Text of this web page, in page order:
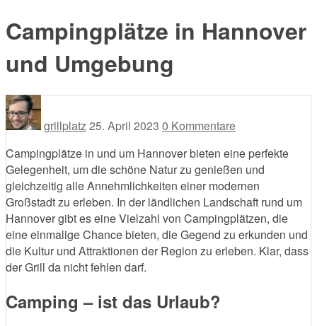
Campingplätze in Hannover
und Umgebung
grillplatz25. April 2023 0 Kommentare
Campingplätze in und um Hannover bieten eine perfekte
Gelegenheit, um die schöne Natur zu genießen und
gleichzeitig alle Annehmlichkeiten einer modernen
Großstadt zu erleben. In der ländlichen Landschaft rund um
Hannover gibt es eine Vielzahl von Campingplätzen, die
eine einmalige Chance bieten, die Gegend zu erkunden und
die Kultur und Attraktionen der Region zu erleben. Klar, dass
der Grill da nicht fehlen darf.
Camping – ist das Urlaub?